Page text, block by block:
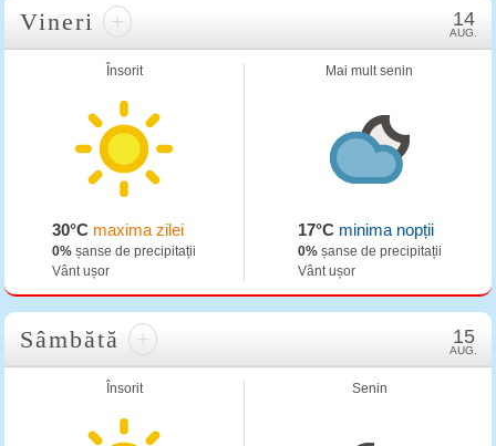
Vineri + 14
AUG.
Însorit
30°C maxima zilei
0% șanse de precipitații
Vânt ușor
Mai mult senin
17°Cminima nopții
0%șanse de precipitații
Vânt ușor
Sâmbătă + 15
AUG.
Însorit Senin